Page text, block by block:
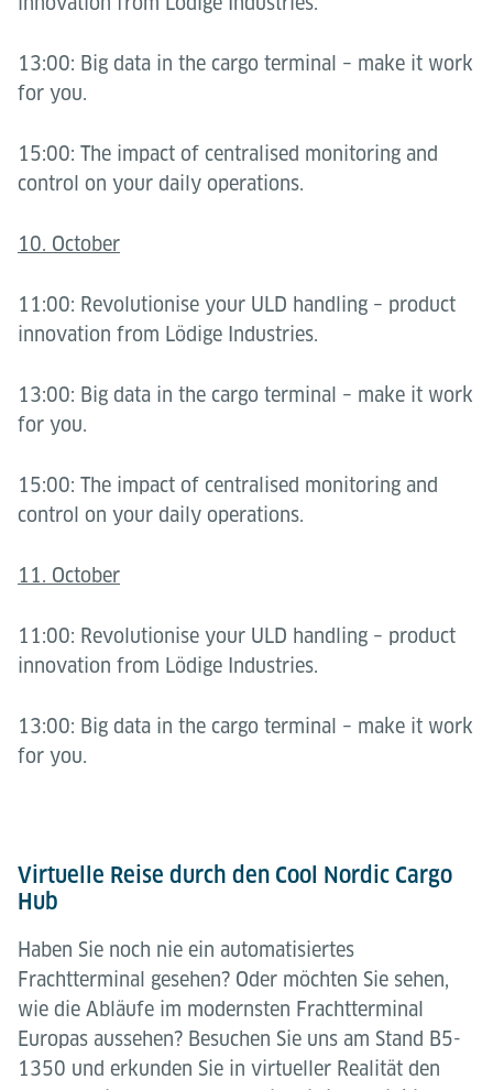
13:00: Big data in the cargo terminal – make it work
for you.
15:00: The impact of centralised monitoring and
control on your daily operations.
10. October
11:00: Revolutionise your ULD handling – product
innovation from Lödige Industries.
13:00: Big data in the cargo terminal – make it work
for you.
15:00: The impact of centralised monitoring and
control on your daily operations.
11. October
11:00: Revolutionise your ULD handling – product
innovation from Lödige Industries.
13:00: Big data in the cargo terminal – make it work
for you.
Virtuelle Reise durch den Cool Nordic Cargo
Hub
Haben Sie noch nie ein automatisiertes
Frachtterminal gesehen? Oder möchten Sie sehen,
wie die Abläufe im modernsten Frachtterminal
Europas aussehen? Besuchen Sie uns am Stand B5-
1350 und erkunden Sie in virtueller Realität den